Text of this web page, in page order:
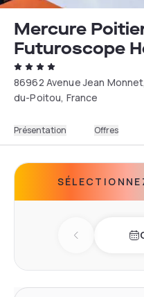
Mercure
Futuroscope
86962 Avenue Jean
du-Poitou, France
Présentation Offres
Previous day